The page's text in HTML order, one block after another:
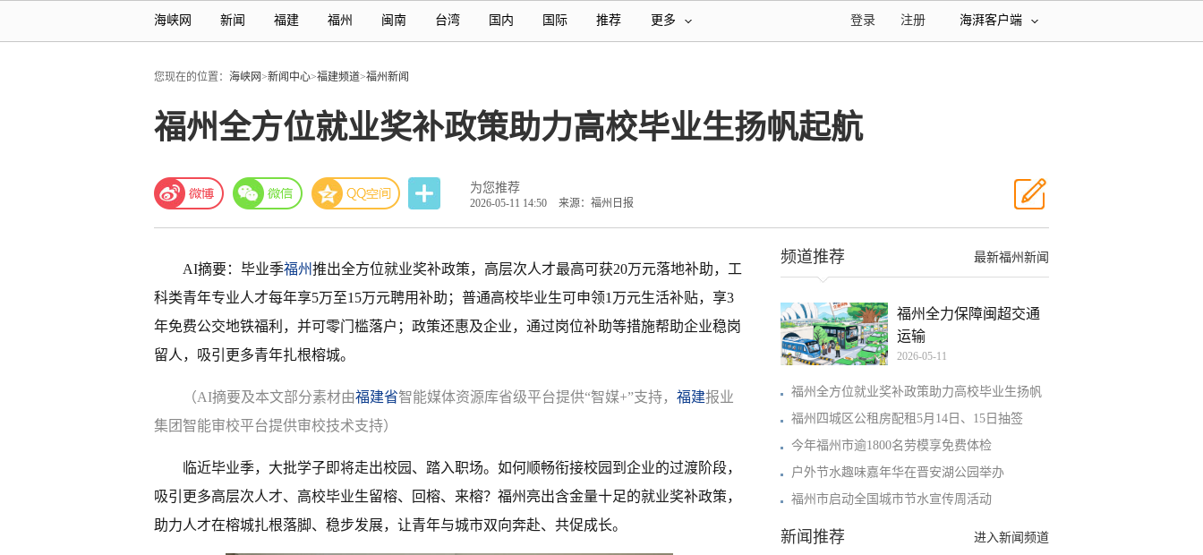
海峡网 新闻 福建 福州 闽南 台湾 国内 国际 推荐 更多 海湃客户端
注册
登录
您现在的位置： 海峡网>新闻中心>福建频道>福州新闻
福州全方位就业奖补政策助力高校毕业生扬帆起航
为您推荐
2026-05-11 14:50 来源：福州日报
AI摘要：毕业季福州推出全方位就业奖补政策，高层次人才最高可获20万元落地补助，工
科类青年专业人才每年享5万至15万元聘用补助；普通高校毕业生可申领1万元生活补贴，享3
年免费公交地铁福利，并可零门槛落户；政策还惠及企业，通过岗位补助等措施帮助企业稳岗
留人，吸引更多青年扎根榕城。
（AI摘要及本文部分素材由福建省智能媒体资源库省级平台提供“智媒+”支持， 福建报业
集团智能审校平台提供审校技术支持）
临近毕业季，大批学子即将走出校园、踏入职场。如何顺畅衔接校园到企业的过渡阶段，
吸引更多高层次人才、高校毕业生留榕、回榕、来榕？福州亮出含金量十足的就业奖补政策，
助力人才在榕城扎根落脚、稳步发展，让青年与城市双向奔赴、共促成长。
最新福州新闻
频道推荐
福州全力保障闽超交通
运输
2026-05-11
福州全方位就业奖补政策助力高校毕业生扬帆
福州四城区公租房配租5月14日、15日抽签
今年福州市逾1800名劳模享免费体检
户外节水趣味嘉年华在晋安湖公园举办
福州市启动全国城市节水宣传周活动
进入新闻频道
新闻推荐